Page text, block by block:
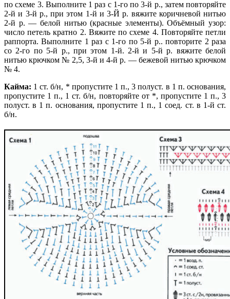
по схеме 3. Выполните 1 раз с 1-го по 3-й р., затем повторяйте
2-й и 3-й р., при этом 1-й и 3-Й р. вяжите коричневой нитью
2-й р. — белой нитью (красные элементы). Объёмный узор:
число петель кратно 2. Вяжите по схеме 4. Повторяйте петли
раппорта. Выполните 1 раз с 1-го по 5-й р.. повторите 2 раза
со 2-го по 5-й р., при этом 1-й. 2-й и 5-й р. вяжите белой
нитью крючком № 2,5, 3-й и 4-й р. — бежевой нитью крючком
№ 4.
Кайма: 1 ст. б/н, * пропустите 1 п., 3 полуст. в 1 п. основания,
пропустите 1 п., 1 ст. б/н, повторяйте от *, пропустите 1 п., 3
полуст. в 1 п. основания, пропустите 1 п., 1 соед. ст. в 1-й ст.
б/н.